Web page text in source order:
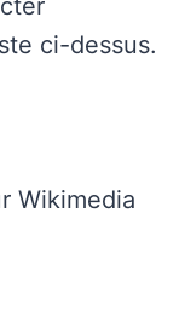
ci-dessus.
Wikimedia